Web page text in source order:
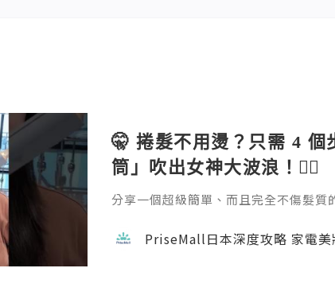
🤫 捲髮不用燙？只需 4 個
筒」吹出女神大波浪！💇‍♀️
分享一個超級簡單、而且完全不傷髮
成。過程完全不會像電熱捲那樣灼熱
自然。如果你也擔心燙髮傷頭髮，這
PriseMall日本深度攻略 家電美